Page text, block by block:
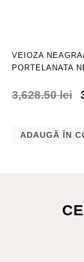
VEIOZA
PORTELANATA
3,628.50lei
ADAUGĂ ÎN